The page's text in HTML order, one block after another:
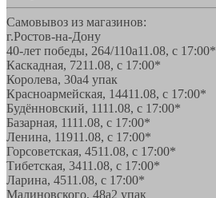
Самовывоз из магазинов:
г.Ростов-на-Дону
40-лет победы, 264/110а11.08, с 17:00*
Каскадная, 7211.08, с 17:00*
Королева, 30а4 упак
Красноармейская, 14411.08, с 17:00*
Будённовский, 1111.08, с 17:00*
Базарная, 1111.08, с 17:00*
Ленина, 11911.08, с 17:00*
Горсоветская, 4511.08, с 17:00*
Тибетская, 3411.08, с 17:00*
Ларина, 4511.08, с 17:00*
Малиновского, 48а2 упак